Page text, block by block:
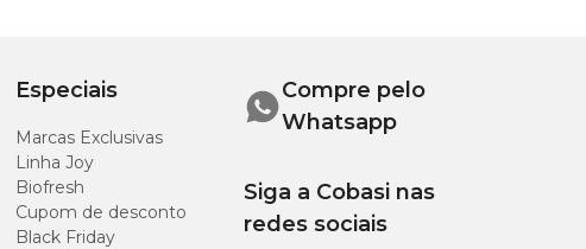
Especiais
Marcas Exclusivas
Linha Joy
Biofresh
Cupom de desconto
Black Friday
Compre pelo
Whatsapp
Siga a Cobasi nas
redes sociais